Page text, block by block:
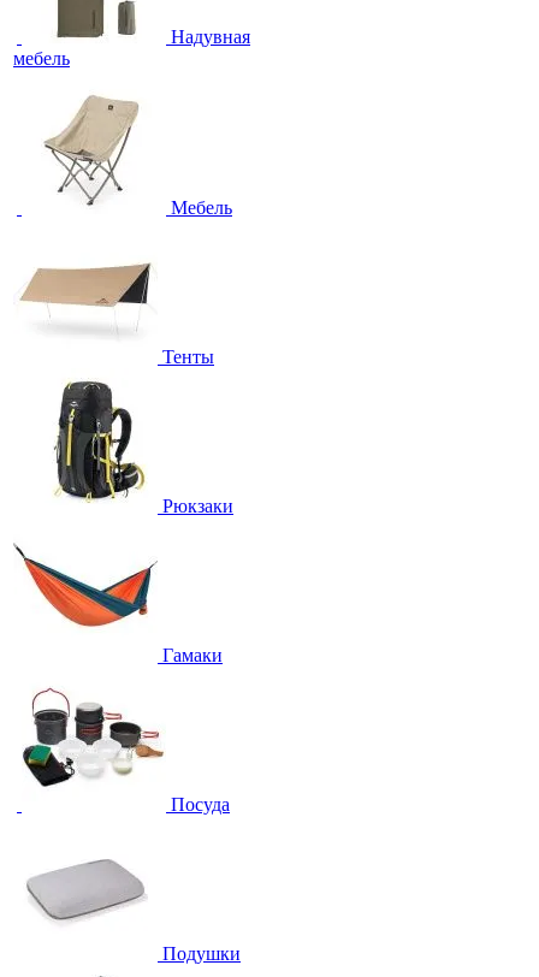
Надувная
мебель
Мебель
Тенты
Рюкзаки
Гамаки
Посуда
Подушки